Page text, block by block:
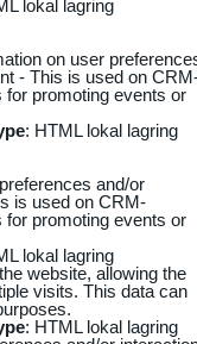
lokal lagring
on user
- This is used on
promoting events or
: HTML lokal lagring
and/or
is used on CRM-
promoting events or
lokal lagring
website, allowing the
visits. This data can
: HTML lokal lagring